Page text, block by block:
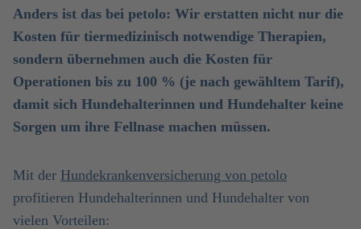
Anders ist das bei petolo: Wir erstatten nicht nur die
Kosten für tiermedizinisch notwendige Therapien,
sondern übernehmen auch die Kosten für
Operationen bis zu 100 % (je nach gewähltem Tarif),
damit sich Hundehalterinnen und Hundehalter keine
Sorgen um ihre Fellnase machen müssen.
Mit der Hundekrankenversicherung von petolo
profitieren Hundehalterinnen und Hundehalter von
vielen Vorteilen: